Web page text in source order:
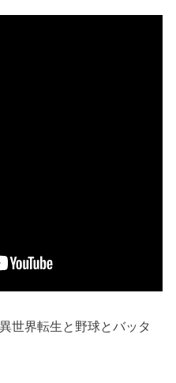
世界転生と野球とバッタ